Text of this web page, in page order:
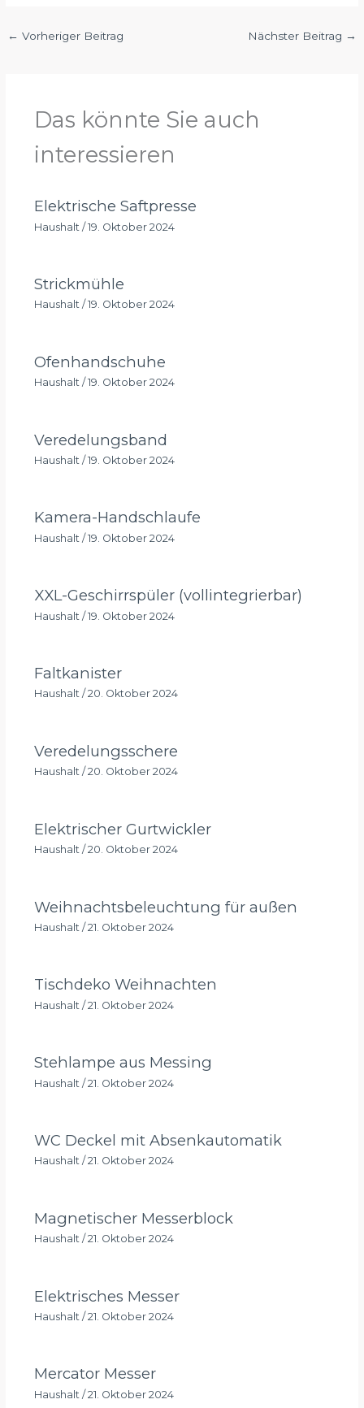
← Vorheriger Beitrag Nächster Beitrag →
Das könnte Sie auch
interessieren
Elektrische Saftpresse
Haushalt /19. Oktober 2024
Strickmühle
Haushalt/ 19. Oktober 2024
Ofenhandschuhe
Haushalt/ 19. Oktober 2024
Veredelungsband
Haushalt/ 19. Oktober 2024
Kamera-Handschlaufe
Haushalt / 19. Oktober 2024
XXL-Geschirrspüler (vollintegrierbar)
Haushalt /19. Oktober 2024
Faltkanister
Haushalt/ 20. Oktober 2024
Veredelungsschere
Haushalt/ 20. Oktober 2024
Elektrischer Gurtwickler
Haushalt/ 20. Oktober 2024
Weihnachtsbeleuchtung für außen
Haushalt / 21. Oktober 2024
Tischdeko Weihnachten
Haushalt /21. Oktober 2024
Stehlampe aus Messing
Haushalt /21. Oktober 2024
WC Deckel mit Absenkautomatik
Haushalt/ 21. Oktober 2024
Magnetischer Messerblock
Haushalt/ 21. Oktober 2024
Elektrisches Messer
Haushalt / 21. Oktober 2024
Mercator Messer
Haushalt / 21. Oktober 2024